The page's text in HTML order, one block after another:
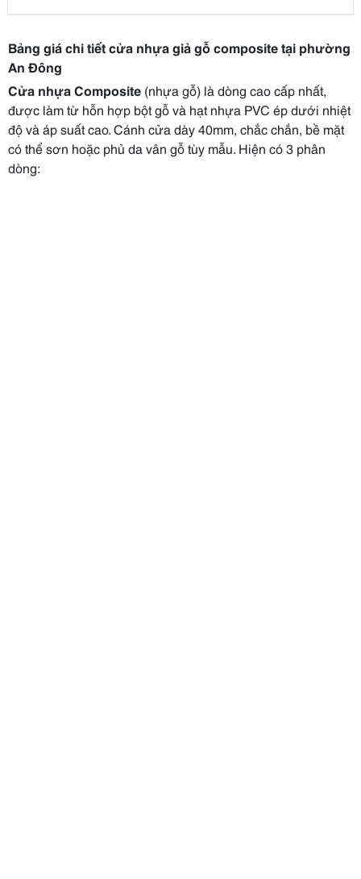
Bảng giá chi tiết cửa nhựa giả gỗ composite tại phường
An Đông
Cửa nhựa Composite (nhựa gỗ) là dòng cao cấp nhất,
được làm từ hỗn hợp bột gỗ và hạt nhựa PVC ép dưới nhiệt
độ và áp suất cao. Cánh cửa dày 40mm, chắc chắn, bề mặt
có thể sơn hoặc phủ da vân gỗ tùy mẫu. Hiện có 3 phân
dòng: